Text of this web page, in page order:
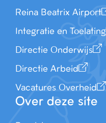
Reina Beatrix Airport
Integratie en Toelating
Directie Onderwijs
Directie Arbeid
Vacatures Overheid
Over deze site